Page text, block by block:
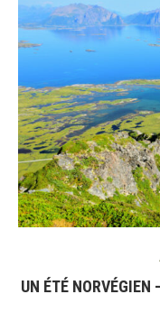
UN ÉTÉ